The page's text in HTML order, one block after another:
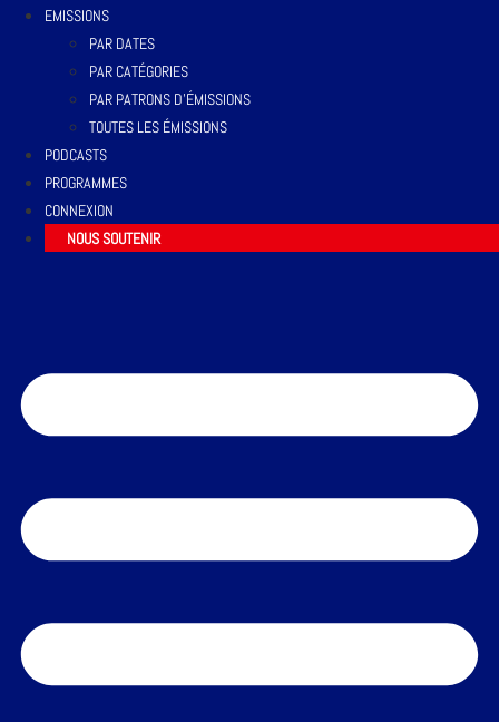
EMISSIONS
PAR DATES
PAR CATÉGORIES
PAR PATRONS D’ÉMISSIONS
TOUTES LES ÉMISSIONS
PODCASTS
PROGRAMMES
CONNEXION
NOUS SOUTENIR